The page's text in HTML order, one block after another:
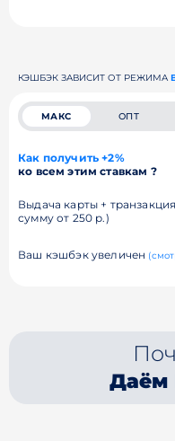
КЭШБЭК ЗАВИСИТ ОТ РЕЖИМА
МАКС ОПТ
Как получить +2%
ко всем этим ставкам ?
Выдача карты +
сумму от 250 р.)
Ваш кэшбэк увеличен
Даём